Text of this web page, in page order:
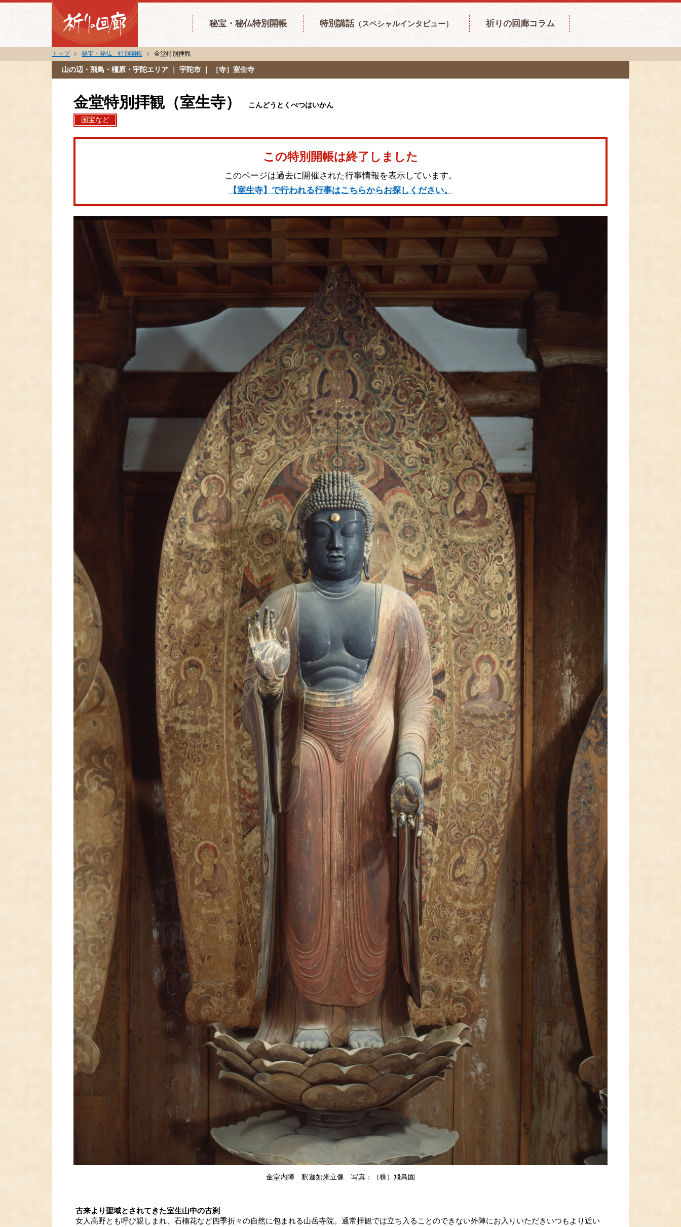
秘宝・秘仏特別開帳 特別講話（スペシャルインタビュー） 祈りの回廊コラム
トップ 秘宝・秘仏 特別開帳 金堂特別拝観
山の辺・飛鳥・橿原・宇陀エリア ｜ 宇陀市 ｜ ［寺］室生寺
金堂特別拝観（室生寺） こんどうとくべつはいかん
国宝など
この特別開帳は終了しました
このページは過去に開催された行事情報を表示しています。
【室生寺】で行われる行事はこちらからお探しください。
金堂内陣 釈迦如来立像 写真：（株）飛鳥園
古来より聖域とされてきた室生山中の古刹
女人高野とも呼び親しまれ、石楠花など四季折々の自然に包まれる山岳寺院。通常拝観では立ち入ることのできない外陣にお入りいただきいつもより近い